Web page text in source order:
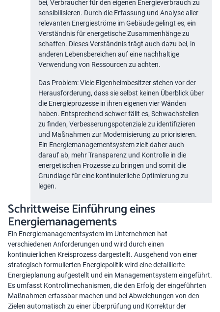
bei, Verbraucher für den eigenen Energieverbrauch zu
sensibilisieren. Durch die Erfassung und Analyse aller
relevanten Energieströme im Gebäude gelingt es, ein
Verständnis für energetische Zusammenhänge zu
schaffen. Dieses Verständnis trägt auch dazu bei, in
anderen Lebensbereichen auf eine nachhaltige
Verwendung von Ressourcen zu achten.
Das Problem: Viele Eigenheimbesitzer stehen vor der
Herausforderung, dass sie selbst keinen Überblick über
die Energieprozesse in ihren eigenen vier Wänden
haben. Entsprechend schwer fällt es, Schwachstellen
zu finden, Verbesserungspotenziale zu identifizieren
und Maßnahmen zur Modernisierung zu priorisieren.
Ein Energiemanagementsystem zielt daher auch
darauf ab, mehr Transparenz und Kontrolle in die
energetischen Prozesse zu bringen und somit die
Grundlage für eine kontinuierliche Optimierung zu
legen.
Schrittweise Einführung eines
Energiemanagements
Ein Energiemanagementsystem im Unternehmen hat
verschiedenen Anforderungen und wird durch einen
kontinuierlichen Kreisprozess dargestellt. Ausgehend von einer
strategisch formulierten Energiepolitik wird eine detaillierte
Energieplanung aufgestellt und ein Managementsystem eingeführt.
Es umfasst Kontrollmechanismen, die den Erfolg der eingeführten
Maßnahmen erfassbar machen und bei Abweichungen von den
Zielen automatisch zu einer Überprüfung und Korrektur der